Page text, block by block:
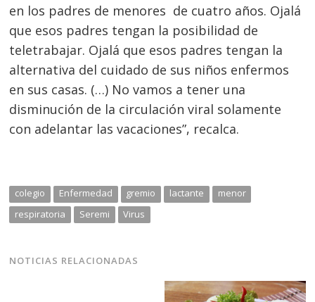
en los padres de menores de cuatro años. Ojalá
que esos padres tengan la posibilidad de
teletrabajar. Ojalá que esos padres tengan la
alternativa del cuidado de sus niños enfermos
en sus casas. (…) No vamos a tener una
disminución de la circulación viral solamente
con adelantar las vacaciones”, recalca.
colegio Enfermedad gremio lactante
menor
respiratoria
Seremi Virus
NOTICIAS RELACIONADAS